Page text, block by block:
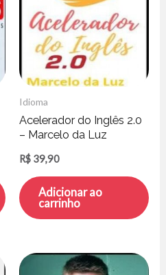
Idioma
Acelerador do Inglês 2.0
– Marcelo da Luz
R$ 39,90
Adicionar ao
carrinho